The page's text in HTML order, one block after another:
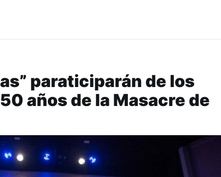
paraticiparán de los
años de la Masacre de